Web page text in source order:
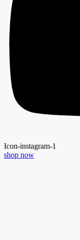
Icon-instagram-1
shop now